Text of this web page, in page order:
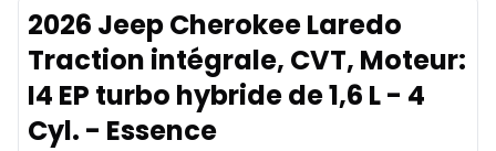
2026 Jeep Cherokee Laredo
Traction intégrale, CVT, Moteur:
I4 EP turbo hybride de 1,6 L - 4
Cyl. - Essence